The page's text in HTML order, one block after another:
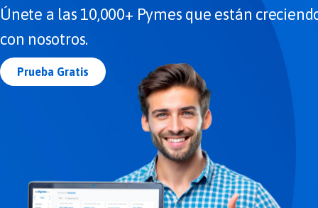
Únete a las 10,000+ Pymes que están
con nosotros.
Prueba Gratis